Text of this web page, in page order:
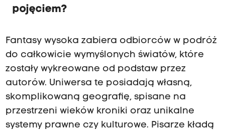
pojęciem?
Fantasy wysoka zabiera odbiorców w podróż
do całkowicie wymyślonych światów, które
zostały wykreowane od podstaw przez
autorów. Uniwersa te posiadają własną,
skomplikowaną geografię, spisane na
przestrzeni wieków kroniki oraz unikalne
systemy prawne czy kulturowe. Pisarze kładą